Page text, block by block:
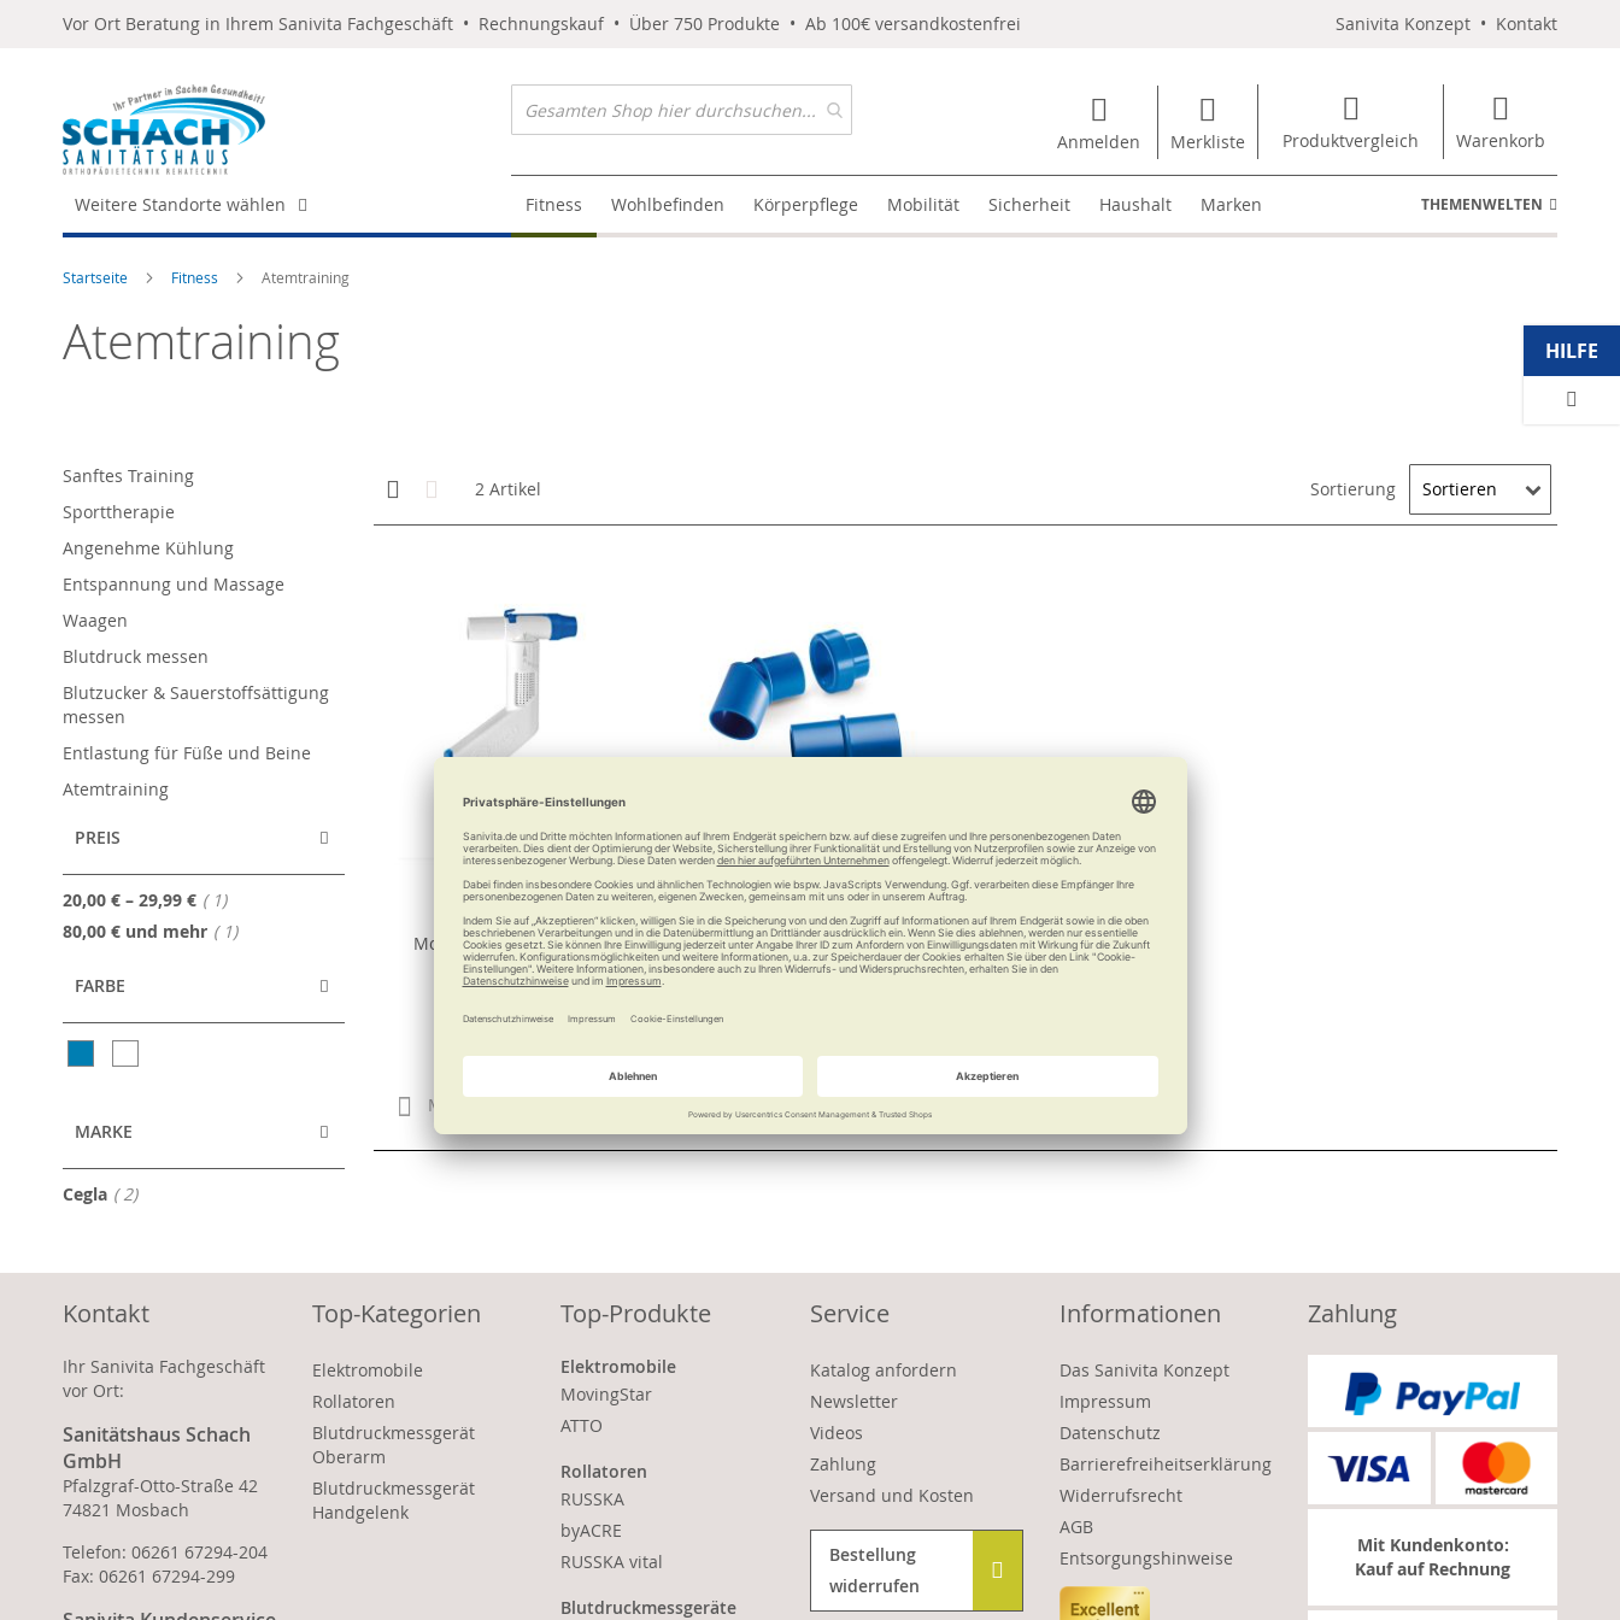
Vor Ort Beratung in Ihrem Sanivita Fachgeschäft • Rechnungskauf • Über 750 Produkte • Ab 100€ versandkostenfrei Sanivita Konzept • Kontakt
Anmelden Merkliste Produktvergleich Warenkorb
Weitere Standorte wählen Fitness Wohlbefinden Körperpflege Mobilität Sicherheit Haushalt Marken THEMENWELTEN
Startseite Fitness Atemtraining
Atemtraining
Anzeigen
als
Kachelansicht
2 Artikel Sortierung
RC-Cornet PLUS
Mobile Atemtherapie ohne
Medikamente
86,90 €
Merken Vergleichen
Vernebler-Set zum RC-Cornet
PLUS
Zur Kombination mit Inhalation
24,90 €
Merken Vergleichen
Sanftes Training
Sporttherapie
Angenehme Kühlung
Entspannung und Massage
Waagen
Blutdruck messen
Blutzucker & Sauerstoffsättigung
messen
Entlastung für Füße und Beine
Atemtraining
PREIS
20,00 € – 29,99 € 1Artikel
80,00 € und mehr 1Artikel
FARBE
MARKE
Cegla 2Artikel
HILFE
Kontakt
Ihr Sanivita Fachgeschäft
vor Ort:
Sanitätshaus Schach
GmbH
Pfalzgraf-Otto-Straße 42
74821 Mosbach
Telefon: 06261 67294-204
Fax: 06261 67294-299
Top-Kategorien
Elektromobile
Rollatoren
Blutdruckmessgerät
Oberarm
Blutdruckmessgerät
Handgelenk
Top-Produkte
Elektromobile
MovingStar
ATTO
Rollatoren
RUSSKA
byACRE
RUSSKA vital
Blutdruckmessgeräte
Service
Katalog anfordern
Newsletter
Videos
Zahlung
Versand und Kosten
Bestellung
widerrufen
Informationen
Das Sanivita Konzept
Impressum
Datenschutz
Barrierefreiheitserklärung
Widerrufsrecht
AGB
Entsorgungshinweise
Zahlung
Mit Kundenkonto:
Kauf auf Rechnung